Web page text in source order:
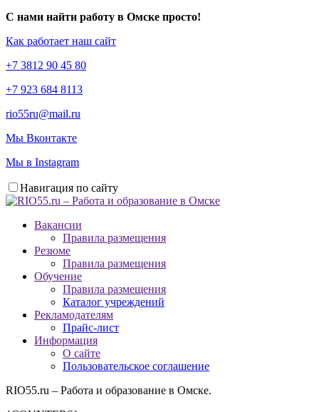
С нами найти работу в Омске просто!
Как работает наш сайт
+7 3812 90 45 80
+7 923 684 8113
rio55ru@mail.ru
Мы Вконтакте
Мы в Instagram
Навигация по сайту
Вакансии
Правила размещения
Резюме
Правила размещения
Обучение
Правила размещения
Каталог учреждений
Рекламодателям
Прайс-лист
Информация
О сайте
Пользовательское соглашение
RIO55.ru – Работа и образование в Омске.